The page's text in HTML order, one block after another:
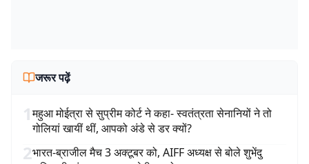
जरूर पढ़ें
1महुआ मोईत्रा से सुप्रीम कोर्ट ने कहा- स्वतंत्रता सेनानियों ने तो
गोलियां खायीं थीं, आपको अंडे से डर क्यों?
2भारत-ब्राजील मैच 3 अक्टूबर को, AIFF अध्यक्ष से बोले शुभेंदु